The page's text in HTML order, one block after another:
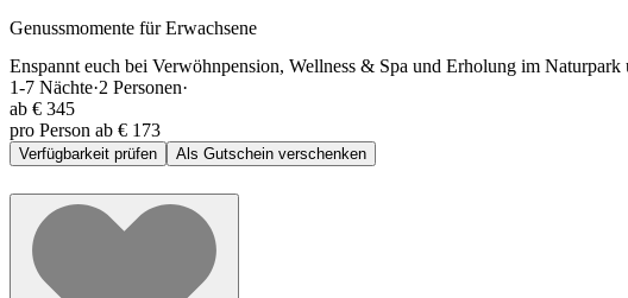
Genussmomente für Erwachsene
Enspannt euch bei Verwöhnpension, Wellness & Spa und Erholung im
1-7 Nächte·2 Personen·
ab € 345
pro Person ab € 173
Verfügbarkeit prüfen Als Gutschein verschenken